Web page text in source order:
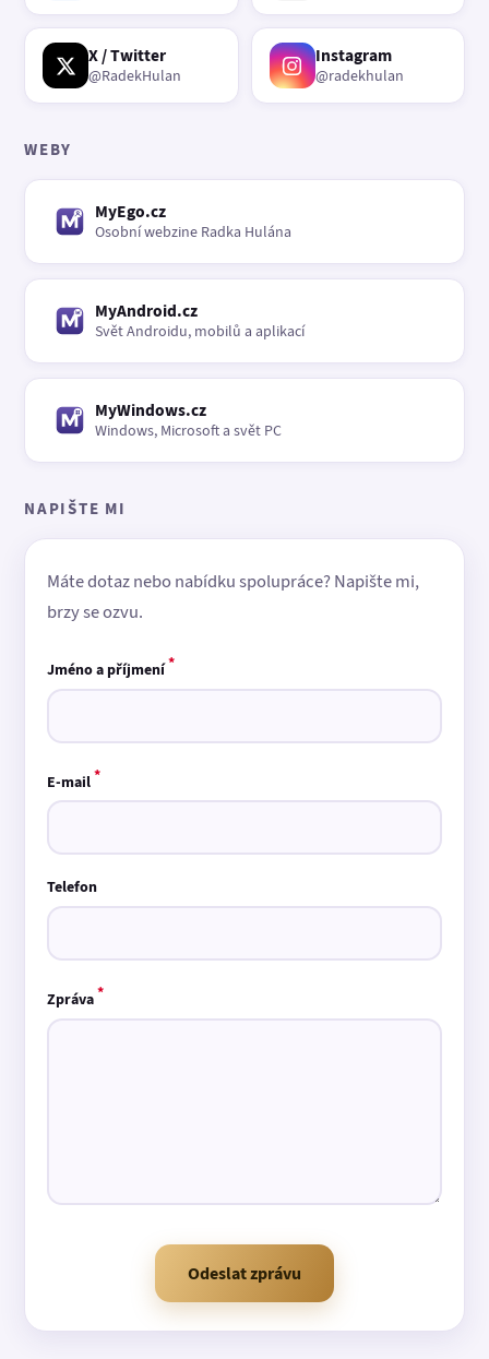
X / Twitter
@RadekHulan
Instagram
@radekhulan
WEBY
MyEgo.cz
Osobní webzine Radka Hulána
MyAndroid.cz
Svět Androidu, mobilů a aplikací
MyWindows.cz
Windows, Microsoft a svět PC
NAPIŠTE MI
Máte dotaz nebo nabídku spolupráce? Napište mi,
brzy se ozvu.
Jméno a příjmení*
E-mail*
Telefon
Zpráva*
Odeslat zprávu